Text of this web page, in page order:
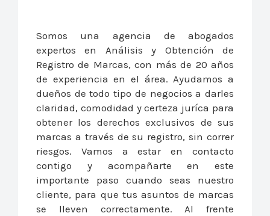
Somos una agencia de abogados
expertos en Análisis y Obtención de
Registro de Marcas, con más de 20 años
de experiencia en el área. Ayudamos a
dueños de todo tipo de negocios a darles
claridad, comodidad y certeza juríca para
obtener los derechos exclusivos de sus
marcas a través de su registro, sin correr
riesgos. Vamos a estar en contacto
contigo y acompañarte en este
importante paso cuando seas nuestro
cliente, para que tus asuntos de marcas
se lleven correctamente. Al frente